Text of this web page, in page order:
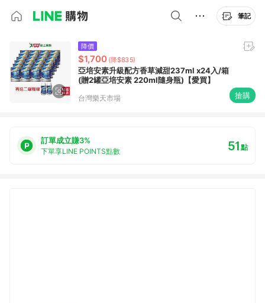
筆記
降價
$1,700 (降$835)
亞培安素升級配方香草減甜237ml x24入/箱
(贈2罐亞培安素 220ml隨身瓶)【愛買】
台灣樂天市場 搶購
訂單成立賺3%
下單享LINE POINTS點數 51點